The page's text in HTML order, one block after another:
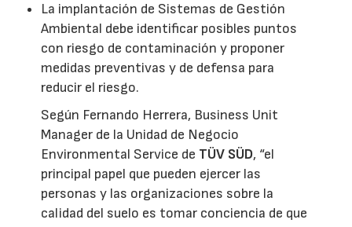
La implantación de Sistemas de Gestión
Ambiental debe identificar posibles puntos
con riesgo de contaminación y proponer
medidas preventivas y de defensa para
reducir el riesgo.
Según Fernando Herrera, Business Unit
Manager de la Unidad de Negocio
Environmental Service de TÜV SÜD, “el
principal papel que pueden ejercer las
personas y las organizaciones sobre la
calidad del suelo es tomar conciencia de que